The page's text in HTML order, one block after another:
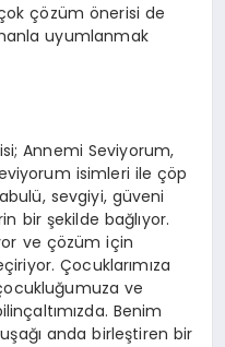
çözüm önerisi de
uyumlanmak
Annemi Seviyorum,
isimleri ile çöp
sevgiyi, güveni
bir şekilde bağlıyor.
ve çözüm için
Çocuklarımıza
ve
Benim
anda birleştiren bir